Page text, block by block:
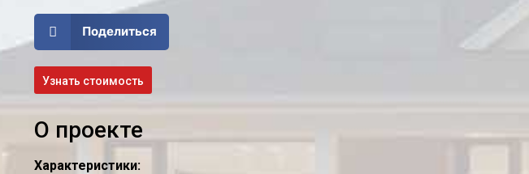
Поделиться
Узнать стоимость
О проекте
Характеристики: